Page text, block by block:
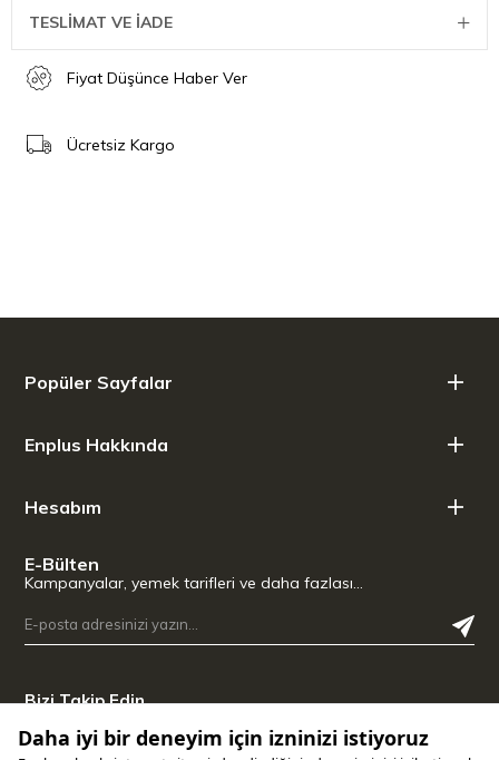
TESLİMAT VE İADE
Fiyat Düşünce Haber Ver
Ücretsiz Kargo
Popüler Sayfalar
Enplus Hakkında
Hesabım
E-Bülten
Kampanyalar, yemek tarifleri ve daha fazlası…
Bizi Takip Edin